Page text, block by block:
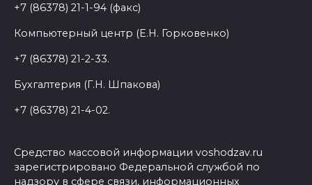
+7 (86378) 21-1-94 (факс)
Компьютерный центр (Е.Н. Горковенко)
+7 (86378) 21-2-33.
Бухгалтерия (Г.Н. Шпакова)
+7 (86378) 21-4-02.
Средство массовой информации voshodzav.ru
зарегистрировано Федеральной службой по
надзору в сфере связи, информационных